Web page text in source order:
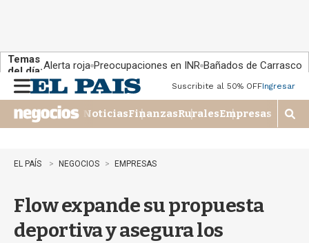
Temas
del día:Alerta roja Preocupaciones en INR Bañados de Carrasco
n
u
Suscribite al 50% OFFIngresar
NoticiasFinanzasRuralesEmpresas
M
o
EL PAÍS NEGOCIOS EMPRESAS
Flow expande su propuesta
deportiva y asegura los